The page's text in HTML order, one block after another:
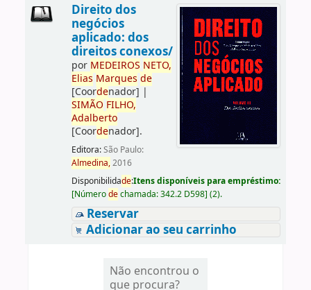
Direito dos
negócios
aplicado: dos
direitos conexos/
por MEDEIROS NETO,
Elias Marques de
[Coordenador] |
SIMÃO FILHO,
Adalberto
[Coordenador].
Editora:São Paulo:
Almedina,2016
Disponibilidade:Itens disponíveis para empréstimo:
[Númerodechamada:342.2 D598] (2).
Reservar
Adicionar ao seu carrinho
Não encontrou o
que procura?